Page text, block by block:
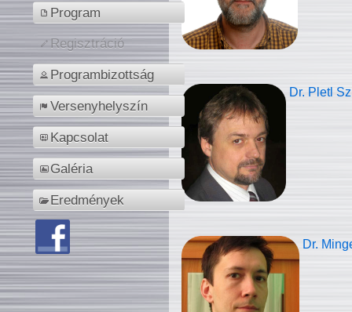
Program
Regisztráció
Programbizottság
Versenyhelyszín
Kapcsolat
Galéria
Eredmények
Dr. Pletl
Dr.